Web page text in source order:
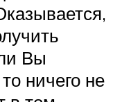
Вы
ничего не